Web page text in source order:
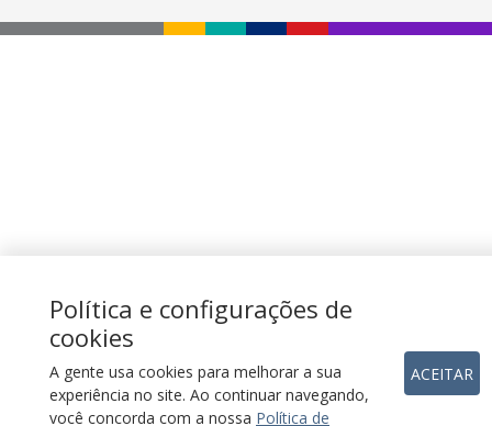
Política e configurações de
cookies
A gente usa cookies para melhorar a sua
experiência no site. Ao continuar navegando,
você concorda com a nossa Política de
ACEITAR